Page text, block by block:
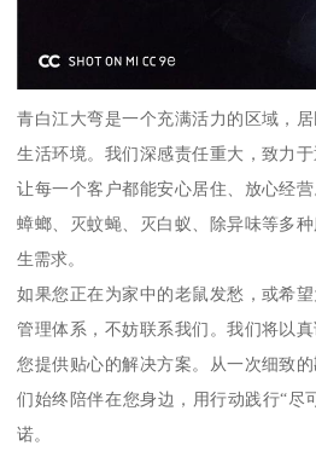
青白江大弯是一个充满活力的区域，
生活环境。我们深感责任重大，致力
让每一个客户都能安心居住、放心经
蟑螂、灭蚊蝇、灭白蚁、除异味等多
生需求。
如果您正在为家中的老鼠发愁，或希
管理体系，不妨联系我们。我们将以
您提供贴心的解决方案。从一次细致
们始终陪伴在您身边，用行动践行“尽
诺。